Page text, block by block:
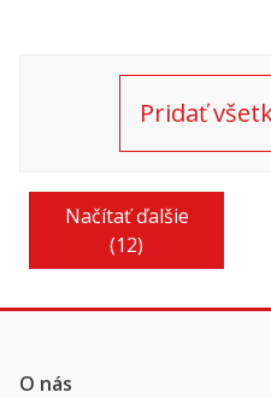
Pridať
Načítať ďalšie
(12)
O nás